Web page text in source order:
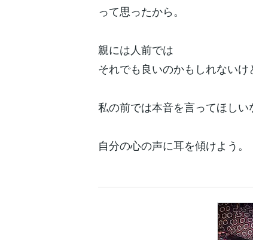
って思ったから。
親には人前では
それでも良いのかもしれないけ
私の前では本音を言ってほしい
自分の心の声に耳を傾けよう。